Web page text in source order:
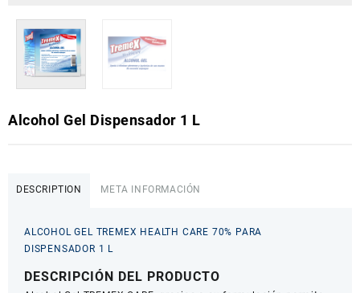
Alcohol Gel Dispensador 1 L
DESCRIPTION META INFORMACIÓN
ALCOHOL GEL TREMEX HEALTH CARE 70% PARA
DISPENSADOR 1 L
DESCRIPCIÓN DEL PRODUCTO